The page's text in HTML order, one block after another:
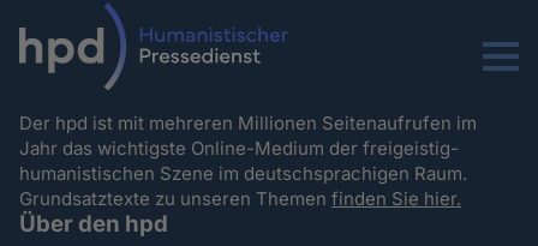
Menu
Der hpd ist mit mehreren Millionen Seitenaufrufen im
Jahr das wichtigste Online-Medium der freigeistig-
humanistischen Szene im deutschsprachigen Raum.
Grundsatztexte zu unseren Themenfinden Sie hier.
Über den hpd